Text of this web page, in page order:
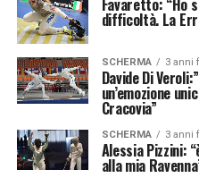
Favaretto: “Ho
difficoltà. La
SCHERMA 3 anni
Davide Di
un’emozione
Cracovia”
SCHERMA 3 anni
Alessia Pizzini:
alla mia